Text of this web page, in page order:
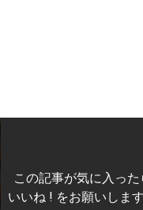
この記事が気に入った
いいね ! をお願いしま